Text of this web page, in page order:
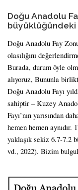
Doğu Anadolu
büyüklüğündeki
Doğu Anadolu Fay
olasılığını
Burada, durum öyle
alıyoruz, Bununla
Doğu Anadolu Fayı
sahiptir – Kuzey
Fayı’nın yarısından
hemen hemen aynıdır.
yaklaşık sekiz 6.7-7.2
vd., 2022). Bizim